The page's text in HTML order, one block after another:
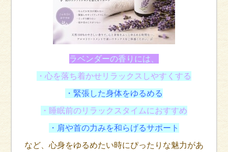
ラベンダーの香りには、
・心を落ち着かせリラックスしやすくする
・緊張した身体をゆるめる
・睡眠前のリラックスタイムにおすすめ
・肩や首の力みを和らげるサポート
など、心身をゆるめたい時にぴったりな魅力があ